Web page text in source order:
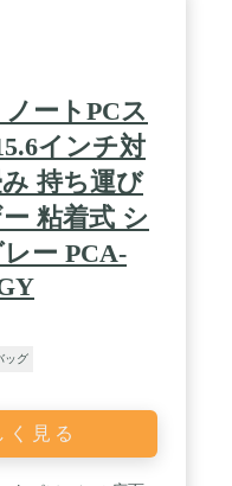
ーが目に飛び込み
的なので、バッテ
さわしいパワーで
ステム — 7種類の
なフレーミング
解像度の写真に一
をもたらします。3
15 Proなら、さらに
ーズアップで撮影
アクションボタン
機能への新しい近
メモ、ショートカ
定したら、長押し
の接続機能 — 新し
。USB 3に対応した
向上しました。さ
絡する必要がある
利用できない。そん
使えます。さらに
動車での重大な衝
ートPCス
インチ対
持ち運び
粘着式 シ
ー PCA-
ッグ
く見る